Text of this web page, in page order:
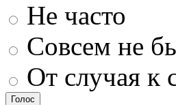
Не часто
Совсем не
От случая к
Голос